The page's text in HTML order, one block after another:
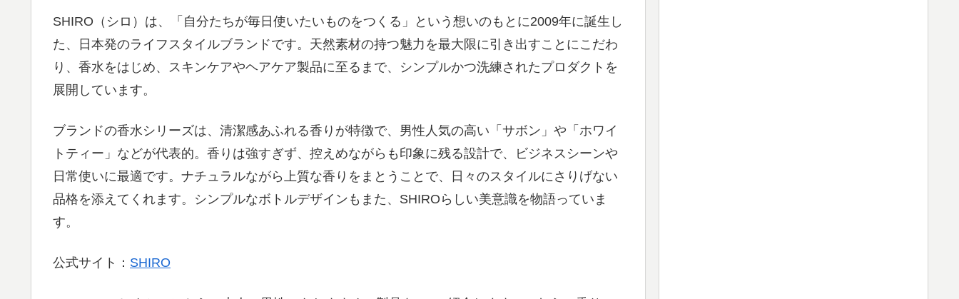
SHIRO（シロ）は、「自分たちが毎日使いたいものをつくる」という想いのもとに2009年に誕生し
た、日本発のライフスタイルブランドです。天然素材の持つ魅力を最大限に引き出すことにこだわ
り、香水をはじめ、スキンケアやヘアケア製品に至るまで、シンプルかつ洗練されたプロダクトを
展開しています。
ブランドの香水シリーズは、清潔感あふれる香りが特徴で、男性人気の高い「サボン」や「ホワイ
トティー」などが代表的。香りは強すぎず、控えめながらも印象に残る設計で、ビジネスシーンや
日常使いに最適です。ナチュラルながら上質な香りをまとうことで、日々のスタイルにさりげない
品格を添えてくれます。シンプルなボトルデザインもまた、SHIROらしい美意識を物語っていま
す。
公式サイト： SHIRO